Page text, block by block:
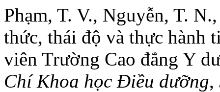
Phạm, T. V., Nguyễn, T.
thức, thái độ và thực hành
viên Trường Cao đẳng Y
Chí Khoa học Điều dưỡng,